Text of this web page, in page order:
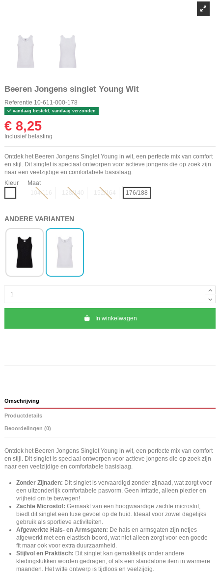
Beeren Jongens singlet Young Wit
Referentie 10-611-000-178
vandaag besteld, vandaag verzonden
€ 8,25
Inclusief belasting
Ontdek het Beeren Jongens Singlet Young in wit, een perfecte mix van comfort
en stijl. Dit singlet is speciaal ontworpen voor actieve jongens die op zoek zijn
naar een veelzijdige en comfortabele basislaag.
Kleur
Maat
104/116
128/140 152/164 176/188
ANDERE VARIANTEN
In winkelwagen
Omschrijving
Productdetails
Beoordelingen (0)
Ontdek het Beeren Jongens Singlet Young in wit, een perfecte mix van comfort
en stijl. Dit singlet is speciaal ontworpen voor actieve jongens die op zoek zijn
naar een veelzijdige en comfortabele basislaag.
Zonder Zijnaden: Dit singlet is vervaardigd zonder zijnaad, wat zorgt voor
een uitzonderlijk comfortabele pasvorm. Geen irritatie, alleen plezier en
vrijheid om te bewegen!
Zachte Microstof: Gemaakt van een hoogwaardige zachte microstof,
biedt dit singlet een luxe gevoel op de huid. Ideaal voor zowel dagelijks
gebruik als sportieve activiteiten.
Afgewerkte Hals- en Armsgaten: De hals en armsgaten zijn netjes
afgewerkt met een elastisch boord, wat niet alleen zorgt voor een goede
fit maar ook voor extra duurzaamheid.
Stijlvol en Praktisch: Dit singlet kan gemakkelijk onder andere
kledingstukken worden gedragen, of als een standalone item in warmere
maanden. Het witte ontwerp is tijdloos en veelzijdig.